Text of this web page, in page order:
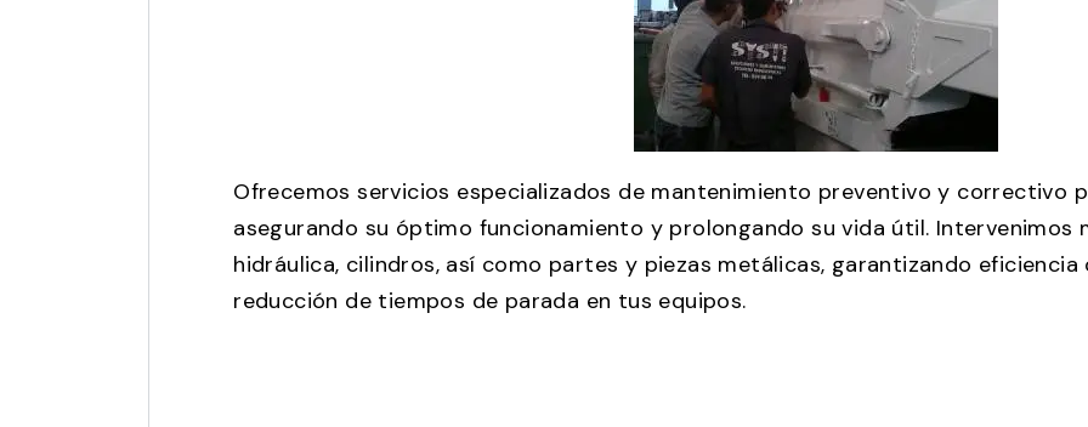
Ofrecemos servicios especializados de mantenimiento preventivo y correctivo
asegurando su óptimo funcionamiento y prolongando su vida útil. Intervenimos
hidráulica, cilindros, así como partes y piezas metálicas, garantizando
reducción de tiempos de parada en tus equipos.